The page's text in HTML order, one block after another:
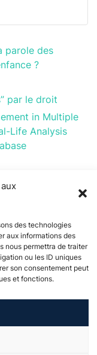
des technologies
aux informations des
nous permettra de traiter
ou les ID uniques
son consentement peut
et fonctions.
parole des
?
par le droit
in Multiple
Life Analysis
Catalogue de
formation